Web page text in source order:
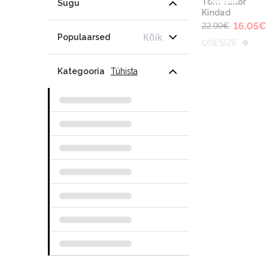
Sugu
Populaarsed Kõik
Kategooria Tühista
Kindad
22.99€ 16.05€
ONESIZE